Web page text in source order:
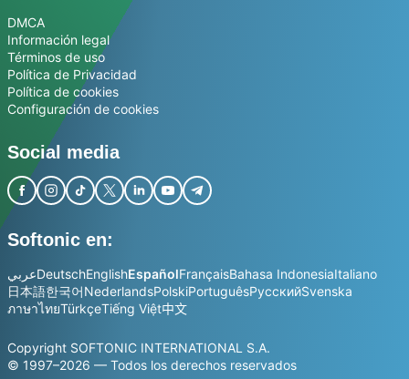
DMCA
Información legal
Términos de uso
Política de Privacidad
Política de cookies
Configuración de cookies
Social media
Softonic en:
عربيDeutschEnglishEspañolFrançaisBahasa IndonesiaItaliano
日本語한국어NederlandsPolskiPortuguêsРусскийSvenska
ภาษาไทยTürkçeTiếng Việt中文
Copyright SOFTONIC INTERNATIONAL S.A.
© 1997–2026 — Todos los derechos reservados